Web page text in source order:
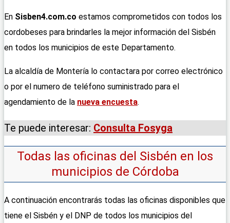
En Sisben4.com.co estamos comprometidos con todos los
cordobeses para brindarles la mejor información del Sisbén
en todos los municipios de este Departamento.
La alcaldía de Montería lo contactara por correo electrónico
o por el numero de teléfono suministrado para el
agendamiento de la nueva encuesta.
Te puede interesar: Consulta Fosyga
Todas las oficinas del Sisbén en los
municipios de Córdoba
A continuación encontrarás todas las oficinas disponibles que
tiene el Sisbén y el DNP de todos los municipios del